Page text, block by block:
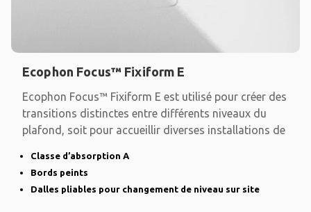
Ecophon Focus™ Fixiform E
Ecophon Focus™ Fixiform E est utilisé pour créer des
transitions distinctes entre différents niveaux du
plafond, soit pour accueillir diverses installations de
Classe d’absorption A
Bords peints
Dalles pliables pour changement de niveau sur site